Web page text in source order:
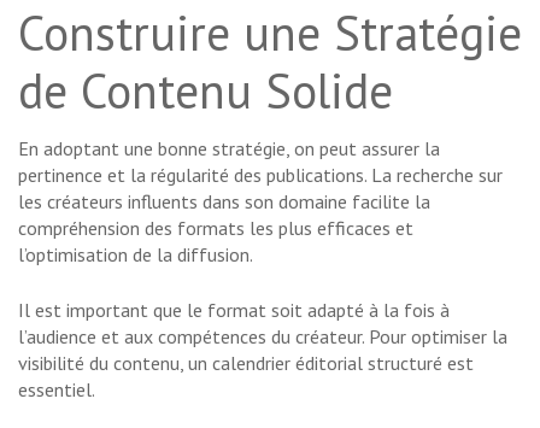
Construire une Stratégie
de Contenu Solide
En adoptant une bonne stratégie, on peut assurer la
pertinence et la régularité des publications. La recherche sur
les créateurs influents dans son domaine facilite la
compréhension des formats les plus efficaces et
l’optimisation de la diffusion.
Il est important que le format soit adapté à la fois à
l’audience et aux compétences du créateur. Pour optimiser la
visibilité du contenu, un calendrier éditorial structuré est
essentiel.